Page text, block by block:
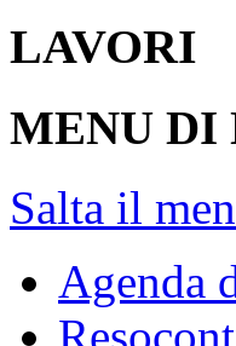
LAVORI
MENU DI
Salta il
Agenda